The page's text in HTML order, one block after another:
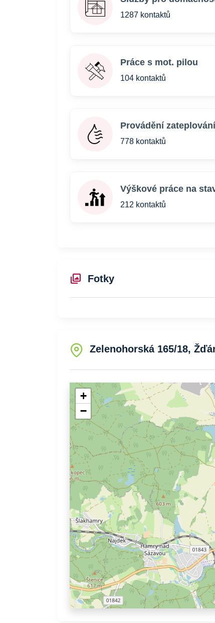
1287 kontaktů
Práce s mot. pilou
104 kontaktů
Provádění
778 kontaktů
Výškové práce na
212 kontaktů
Fotky
Zelenohorská 165/18,
+
−